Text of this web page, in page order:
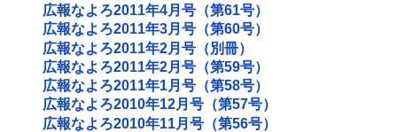
広報なよろ2011年4月号（第61号）
広報なよろ2011年3月号（第60号）
広報なよろ2011年2月号（別冊）
広報なよろ2011年2月号（第59号）
広報なよろ2011年1月号（第58号）
広報なよろ2010年12月号（第57号）
広報なよろ2010年11月号（第56号）